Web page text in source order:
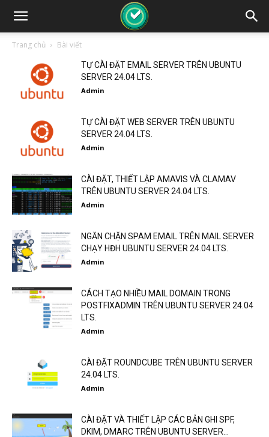
Trang chủ Bài viết
TỰ CÀI ĐẶT EMAIL SERVER TRÊN UBUNTU
SERVER 24.04 LTS.
Admin
TỰ CÀI ĐẶT WEB SERVER TRÊN UBUNTU
SERVER 24.04 LTS.
Admin
CÀI ĐẶT, THIẾT LẬP AMAVIS VÀ CLAMAV
TRÊN UBUNTU SERVER 24.04 LTS.
Admin
NGĂN CHẶN SPAM EMAIL TRÊN MAIL SERVER
CHẠY HĐH UBUNTU SERVER 24.04 LTS.
Admin
CÁCH TẠO NHIỀU MAIL DOMAIN TRONG
POSTFIXADMIN TRÊN UBUNTU SERVER 24.04
LTS.
Admin
CÀI ĐẶT ROUNDCUBE TRÊN UBUNTU SERVER
24.04 LTS.
Admin
CÀI ĐẶT VÀ THIẾT LẬP CÁC BẢN GHI SPF,
DKIM, DMARC TRÊN UBUNTU SERVER...